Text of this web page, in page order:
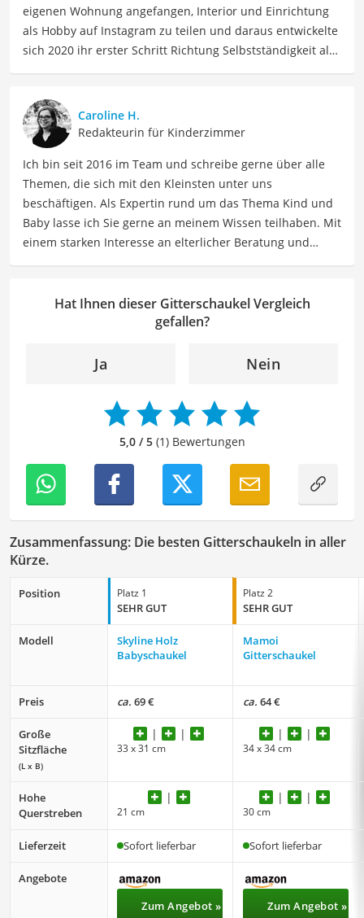
eigenen Wohnung angefangen, Interior und Einrichtung
als Hobby auf Instagram zu teilen und daraus entwickelte
sich 2020 ihr erster Schritt Richtung Selbstständigkeit als
oder ihr bei der Content Creation helfen. Wenn sie nicht
gerade dekoriert oder fotografiert, liest und puzzelt sie
gern. Außerdem ist sie immer auf der Suche nach neuer
Inspiration.
Der Gitterschaukel-Vergleich ist aus unserer Sicht
besonders empfehlenswert für KinderundFamilien
Caroline H.
Redakteurin für Kinderzimmer
Ich bin seit 2016 im Team und schreibe gerne über alle
Themen, die sich mit den Kleinsten unter uns
beschäftigen. Als Expertin rund um das Thema Kind und
Baby lasse ich Sie gerne an meinem Wissen teilhaben. Mit
einem starken Interesse an elterlicher Beratung und
behandeln Themen wie Kindergesundheit, Ernährung,
Entwicklungsmilestones sowie Elternschaft, um Eltern
unterstützen und zu fördern.
besonders empfehlenswert für
Kinder und
Hat Ihnen dieser Gitterschaukel Vergleich
gefallen?
Ja Nein
5,0 / 5(1) Bewertungen
Zusammenfassung: Die besten Gitterschaukeln in aller
Kürze.
Position Platz 1
SEHR GUT
Platz 2
SEHR GUT
Modell
Skyline Holz
Babyschaukel
Mamoi
Gitterschaukel
Preis ca. 69 € ca. 64 €
Große
Sitzfläche
(L x B)
33 x 31 cm 34 x 34 cm
Hohe
Querstreben
21 cm 30 cm
Lieferzeit Sofort lieferbar Sofort lieferbar
Angebote
Zum Angebot »
Zum Angebot »